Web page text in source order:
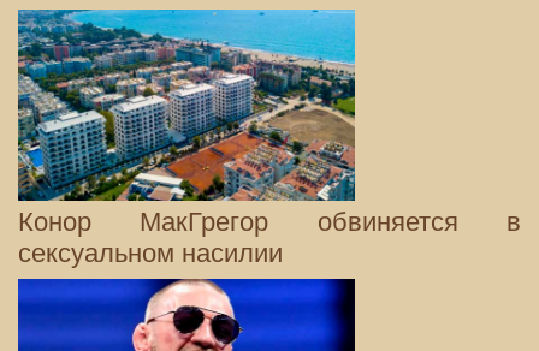
Конор МакГрегор обвиняется в
сексуальном насилии